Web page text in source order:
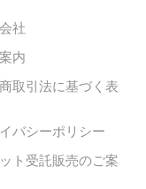
社
内
取引法に基づく表
バシーポリシー
ト受託販売のご案